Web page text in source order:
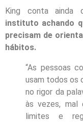
King conta ainda
instituto achando
precisam de
hábitos.
“As pessoas
usam todos os
no rigor da
às vezes, mal
limites e